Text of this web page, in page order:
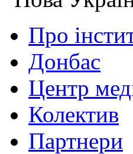
Про
Донбас
Центр
Колектив
Партнери